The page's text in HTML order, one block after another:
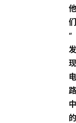
他
们
“
发
现
电
路
中
的